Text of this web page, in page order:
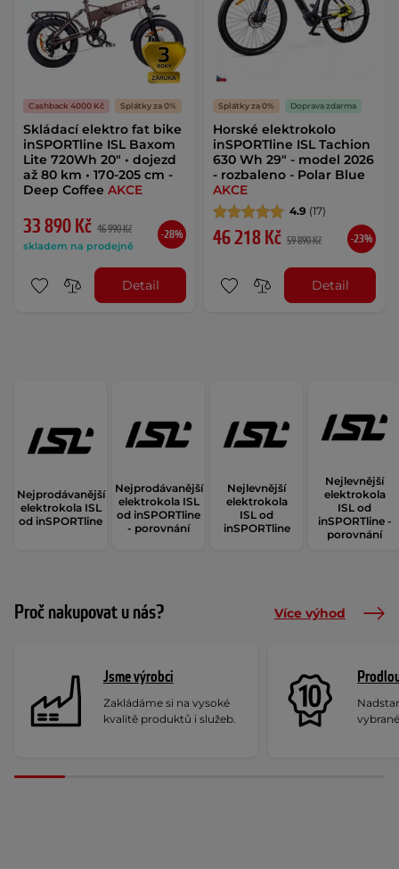
Cashback 4000 Kč Splátky za 0%
Skládací elektro fat bike
inSPORTline ISL Baxom
Lite 720Wh 20" • dojezd
až 80 km • 170-205 cm -
Deep Coffee AKCE
33 890 Kč 46 990 Kč
skladem na prodejně
-28%
Detail
Splátky za 0% Doprava zdarma
Horské elektrokolo
inSPORTline ISL Tachion
630 Wh 29" - model 2026
- rozbaleno - Polar Blue
AKCE
4.9 (17)
46 218 Kč 59 890 Kč -23%
Detail
Nejprodávanější
elektrokola ISL
od inSPORTline
Nejprodávanější
elektrokola ISL
od inSPORTline
- porovnání
Nejlevnější
elektrokola
ISL od
inSPORTline
Nejlevnější
elektrokola
ISL od
inSPORTline -
porovnání
Proč nakupovat u nás? Více výhod
Jsme výrobci
Zakládáme si na vysoké
kvalitě produktů i služeb.